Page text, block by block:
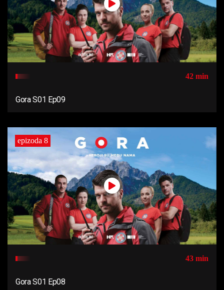
42 min
Gora S01 Ep09
epizoda 8
43 min
Gora S01 Ep08